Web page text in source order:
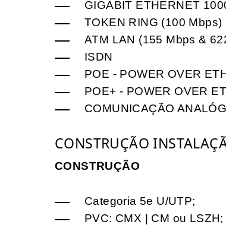
GIGABIT ETHERNET
TOKEN RING (100 Mbps)
ATM LAN (155 Mbps &
ISDN
POE - POWER OVER
POE+ - POWER OVER
COMUNICAÇÃO
CONSTRUÇÃO
CONSTRUÇÃO
Categoria 5e U/UTP;
PVC: CMX | CM ou LSZH;